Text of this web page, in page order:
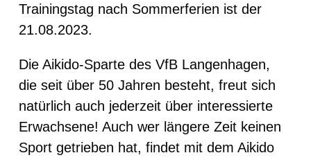
Trainingstag nach Sommerferien ist der
21.08.2023.
Die Aikido-Sparte des VfB Langenhagen,
die seit über 50 Jahren besteht, freut sich
natürlich auch jederzeit über interessierte
Erwachsene! Auch wer längere Zeit keinen
Sport getrieben hat, findet mit dem Aikido